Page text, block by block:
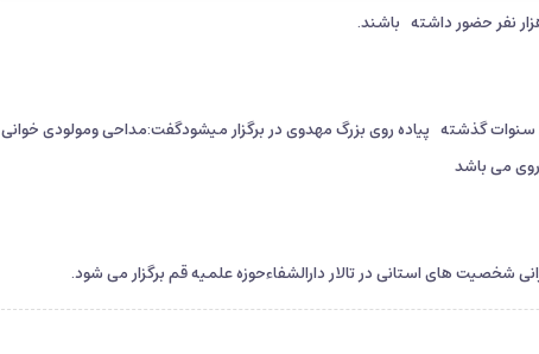
گذشته پیاده روی بزرگ مهدوی در برگزار میشودگفت:مداحی ومولودی خوانی
روی می باشد
های استانی در تالار دارالشفاءحوزه علمیه قم برگزار می شود.